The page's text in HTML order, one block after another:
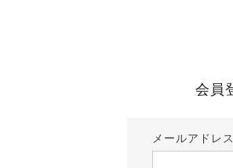
会員
メールアドレス